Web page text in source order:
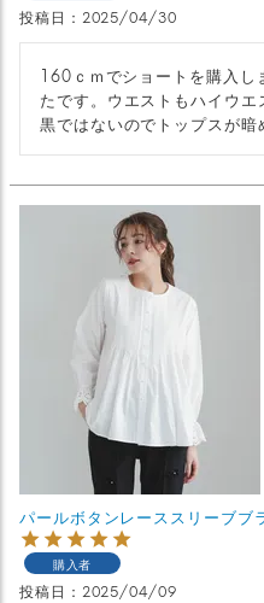
投稿日 2025/04/30
160ｃｍでショートを購入し
たです。ウエストもハイウ
黒ではないのでトップスが暗
パールボタンレーススリーブブ
購入者
投稿日 2025/04/09